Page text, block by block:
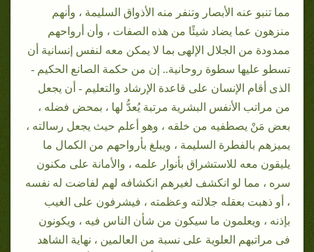
مما تنبو عنه الأبصار وتنفر منه الأذواق السليمة ، وأنهم
منزهون عما يضاد شيئًا من هذه الصفات ، وأن أرواحهم
ممدودة من الجلال الإلهى بما لا يمكن معه لنفس إنسانية أن
تسطو عليها سطوة روحانية.. إن من حكمة الصانع الحكيم -
الذى أقام الإنسان على قاعدة الإرشاد والتعليم - أن يجعل
من مراتب الأنفس البشرية مرتبة يُعدُّ لها ، بمحض فضله ،
بعض مَنْ يصطفيه من خلقه ، وهو أعلم حيث يجعل رسالته ،
يميزهم بالفطرة السليمة ، ويبلغ بأرواحهم من الكمال ما
يليقون معه للاستشراق بأنوار علمه ، والأمانة على مكنون
سره ، مما لو انكشف لغيرهم انكشافه لهم لفاضت له نفسه
، أو ذهبت بعقله جلالته وعظمته ، فيشرفون على الغيب
بإذنه ، ويعلمون ما سيكون من شأن الناس فيه ، ويكونون
فى مراتبهم العلوية على نسبة من العالمين ، نهاية الشاهد